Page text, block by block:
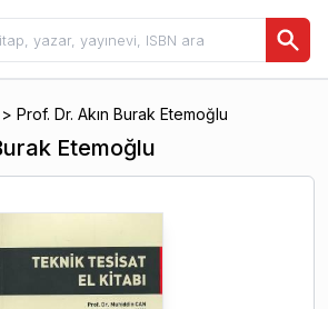
> Prof. Dr. Akın Burak Etemoğlu
Etemoğlu